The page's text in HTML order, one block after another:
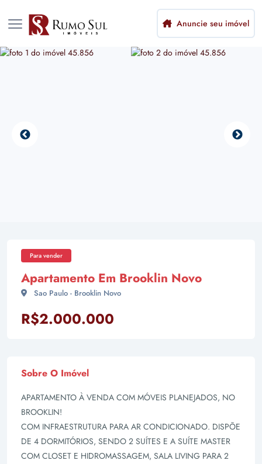
Anuncie seu imóvel
Para vender
Apartamento Em Brooklin Novo
Sao Paulo - Brooklin Novo
R$2.000.000
Sobre O Imóvel
APARTAMENTO À VENDA COM MÓVEIS PLANEJADOS, NO
BROOKLIN!
COM INFRAESTRUTURA PARA AR CONDICIONADO. DISPÕE
DE 4 DORMITÓRIOS, SENDO 2 SUÍTES E A SUÍTE MASTER
COM CLOSET E HIDROMASSAGEM, SALA LIVING PARA 2